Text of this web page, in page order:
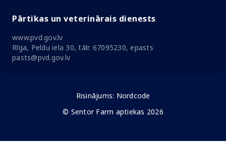
Pārtikas un veterinārais dienests
www.pvd.gov.lv
Rīga, Peldu iela 30, tālr. 67095230, epasts
pasts@pvd.gov.lv
Risinājums: Nordcode
© Sentor Farm aptiekas 2026